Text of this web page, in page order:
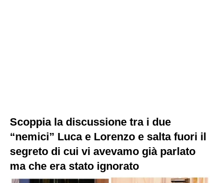
Scoppia la discussione tra i due
“nemici” Luca e Lorenzo e salta fuori il
segreto di cui vi avevamo già parlato
ma che era stato ignorato